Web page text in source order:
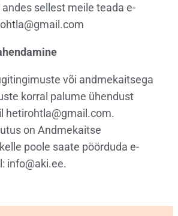
sellest meile teada e-
või andmekaitsega
korral palume ühendust
hetirohtla@gmail.com.
on Andmekaitse
poole saate pöörduda e-
info@aki.ee.